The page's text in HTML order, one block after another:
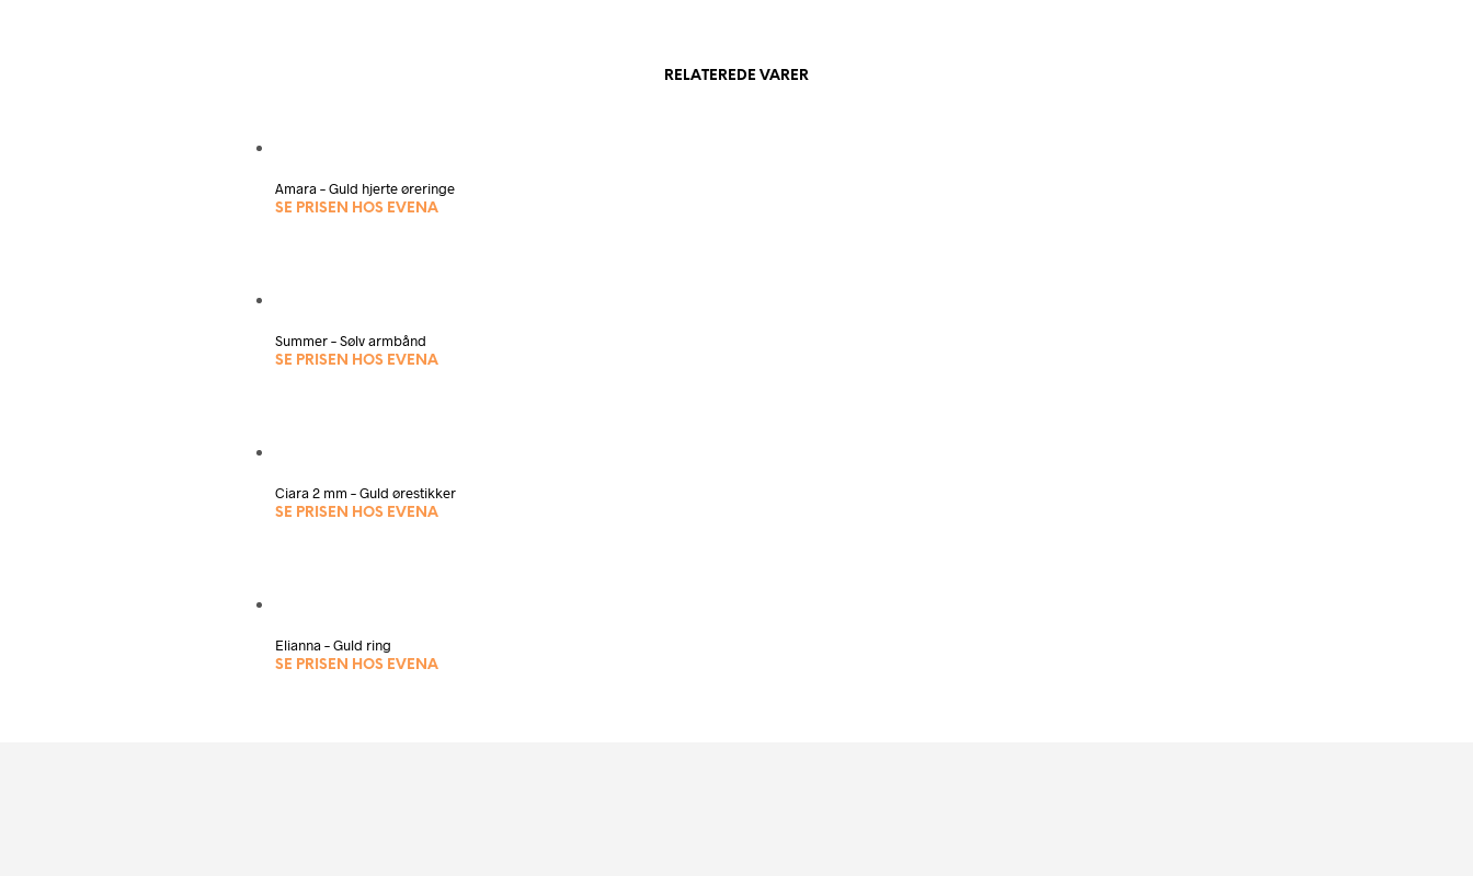
RELATEREDE VARER
Amara – Guld hjerte øreringe
SE PRISEN HOS EVENA
Summer – Sølv armbånd
SE PRISEN HOS EVENA
Ciara 2 mm – Guld ørestikker
SE PRISEN HOS EVENA
Elianna – Guld ring
SE PRISEN HOS EVENA